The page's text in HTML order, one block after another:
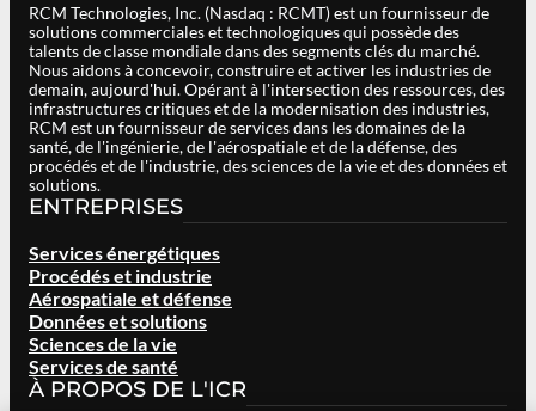
RCM Technologies, Inc. (Nasdaq : RCMT) est un fournisseur de
solutions commerciales et technologiques qui possède des
talents de classe mondiale dans des segments clés du marché.
Nous aidons à concevoir, construire et activer les industries de
demain, aujourd'hui. Opérant à l'intersection des ressources, des
infrastructures critiques et de la modernisation des industries,
RCM est un fournisseur de services dans les domaines de la
santé, de l'ingénierie, de l'aérospatiale et de la défense, des
procédés et de l'industrie, des sciences de la vie et des données et
solutions.
ENTREPRISES
Services énergétiques
Procédés et industrie
Aérospatiale et défense
Données et solutions
Sciences de la vie
Services de santé
À PROPOS DE L'ICR